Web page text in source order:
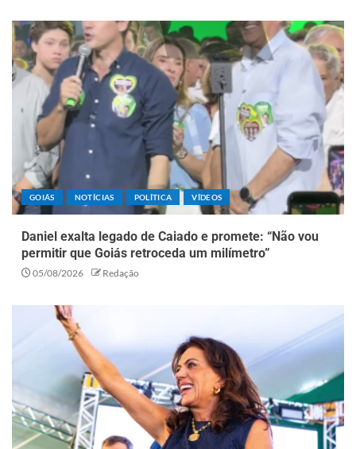
GOIÁS NOTÍCIAS POLÍTICA VÍDEOS
Daniel exalta legado de Caiado e promete: “Não vou
permitir que Goiás retroceda um milímetro”
05/08/2026 Redação